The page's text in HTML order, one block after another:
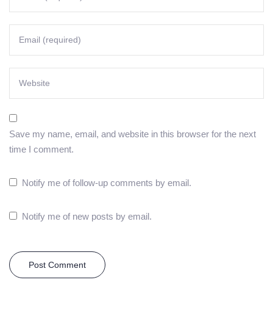
Save my name, email, and website in this browser for the next
time I comment.
Notify me of follow-up comments by email.
Notify me of new posts by email.